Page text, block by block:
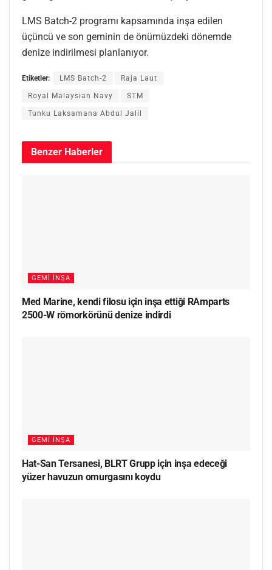
LMS Batch-2 programı kapsamında inşa edilen
üçüncü ve son geminin de önümüzdeki dönemde
denize indirilmesi planlanıyor.
Etiketler: LMS Batch-2 Raja Laut
Royal Malaysian Navy STM
Tunku Laksamana Abdul Jalil
Benzer Haberler
GEMI İNŞA
Med Marine, kendi filosu için inşa ettiği RAmparts
2500-W römorkörünü denize indirdi
GEMI İNŞA
Hat-San Tersanesi, BLRT Grupp için inşa edeceği
yüzer havuzun omurgasını koydu